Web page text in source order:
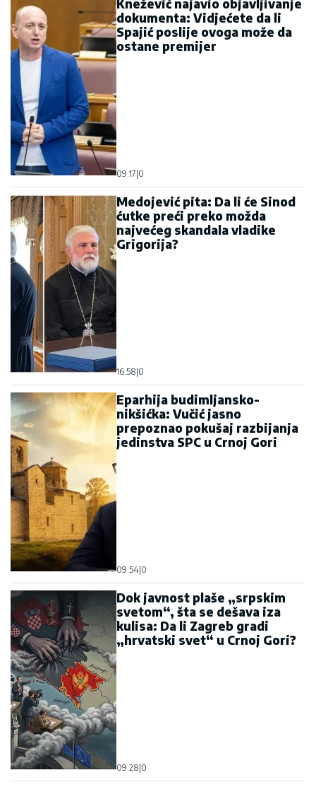
Knežević najavio objavljivanje
dokumenta: Vidjećete da li
Spajić poslije ovoga može da
ostane premijer
09:17 0
Medojević pita: Da li će Sinod
ćutke preći preko možda
najvećeg skandala vladike
Grigorija?
16:58 0
Eparhija budimljansko-
nikšićka: Vučić jasno
prepoznao pokušaj razbijanja
jedinstva SPC u Crnoj Gori
09:54 0
Dok javnost plaše „srpskim
svetom“, šta se dešava iza
kulisa: Da li Zagreb gradi
„hrvatski svet“ u Crnoj Gori?
09:28 0